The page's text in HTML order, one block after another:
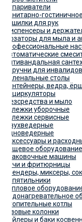
Отпариватели
Санитарно-
Сушилки для рук
Диспенсеры и
Дозаторы для мыла и
Профессиональные
Автоматические
Антивандальная
Поручни для инвалидов
Пеленальные столы
Контейнеры, ведра,
Рециркуляторы
Дезсредства и мыло
Тележки уборочные
Тележки сервисные
Двухведерные
Одноведерные
Акксессуары и
Пищевое оборудование
Упаковочные машины
Печи и фритюрницы
Блендеры, миксеры,
Кипятильники
Тепловое
Водонагревательное
Отопительные котлы
Газовые колонки
Бойлеры и баки